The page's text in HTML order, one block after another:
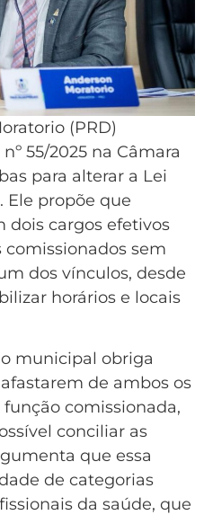
(PRD)
55/2025 na Câmara
para alterar a Lei
Ele propõe que
dois cargos efetivos
sem
dos vínculos, desde
horários e locais
municipal obriga
de ambos os
comissionada,
conciliar as
que essa
de categorias
da saúde, que